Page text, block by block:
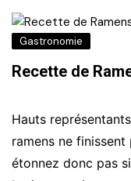
Gastronomie
Recette de
Hauts
ramens ne
étonnez donc pas